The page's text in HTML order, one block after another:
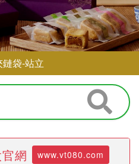
鏈袋-站立
網 www.vt080.com